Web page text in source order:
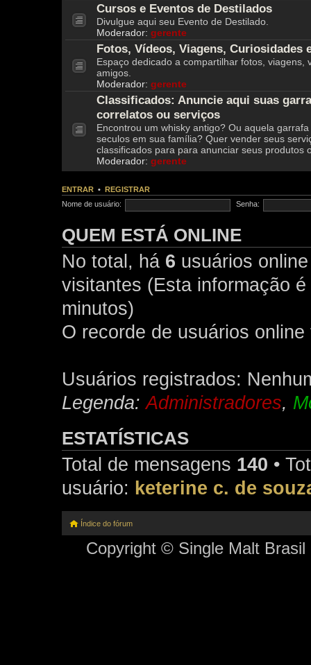
Cursos e Eventos de Destilados
Divulgue aqui seu Evento de Destilado.
Moderador: gerente
Fotos, Vídeos, Viagens, Curiosidades
Espaço dedicado a compartilhar fotos, viagens,
amigos.
Moderador: gerente
Classificados: Anuncie aqui suas
correlatos ou serviços
Encontrou um whisky antigo? Ou aquela
seculos em sua família? Quer vender seus
classificados para para anunciar seus produtos
Moderador: gerente
ENTRAR• REGISTRAR
Nome de usuário:
Senha:
QUEM ESTÁ ONLINE
No total, há 6 usuários
visitantes (Esta informação
minutos)
O recorde de usuários
Usuários registrados:
Legenda:Administradores,
ESTATÍSTICAS
Total de mensagens 140 •
usuário: keterine c. de
Índice do fórum
Copyright © Single Malt